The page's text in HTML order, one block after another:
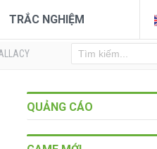
TRẮC NGHIỆM
QUẢNG CÁO